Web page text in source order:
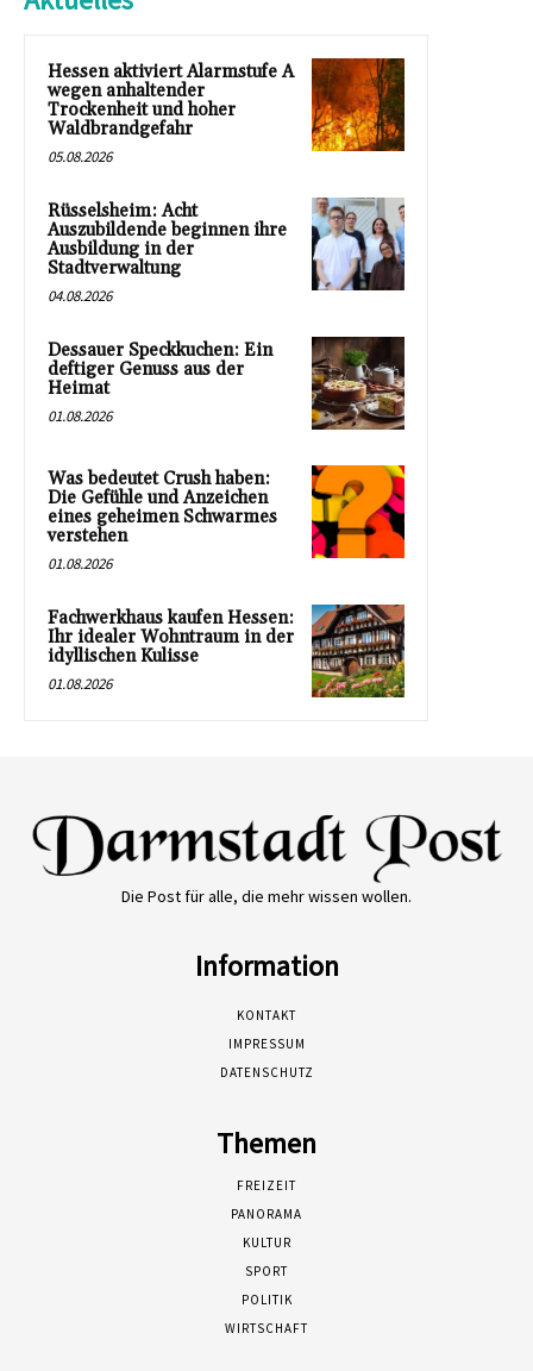
Hessen aktiviert Alarmstufe A
wegen anhaltender
Trockenheit und hoher
Waldbrandgefahr
05.08.2026
Rüsselsheim: Acht
Auszubildende beginnen ihre
Ausbildung in der
Stadtverwaltung
04.08.2026
Dessauer Speckkuchen: Ein
deftiger Genuss aus der
Heimat
01.08.2026
Was bedeutet Crush haben:
Die Gefühle und Anzeichen
eines geheimen Schwarmes
verstehen
01.08.2026
Fachwerkhaus kaufen Hessen:
Ihr idealer Wohntraum in der
idyllischen Kulisse
01.08.2026
Die Post für alle, die mehr wissen wollen.
Information
KONTAKT
IMPRESSUM
DATENSCHUTZ
Themen
FREIZEIT
PANORAMA
KULTUR
SPORT
POLITIK
WIRTSCHAFT